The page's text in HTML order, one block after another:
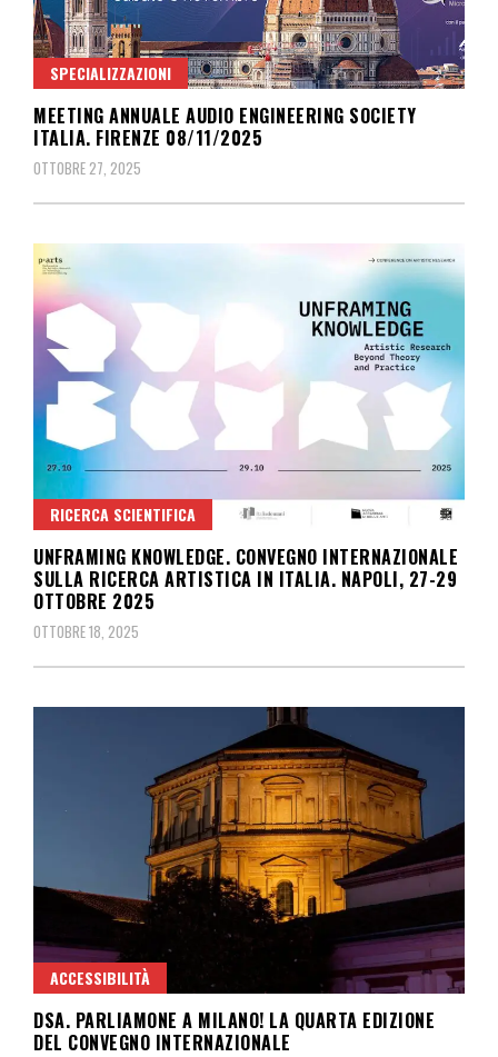
SPECIALIZZAZIONI
MEETING ANNUALE AUDIO ENGINEERING SOCIETY
ITALIA. FIRENZE 08/11/2025
OTTOBRE 27, 2025
RICERCA SCIENTIFICA
UNFRAMING KNOWLEDGE. CONVEGNO INTERNAZIONALE
SULLA RICERCA ARTISTICA IN ITALIA. NAPOLI, 27-29
OTTOBRE 2025
OTTOBRE 18, 2025
ACCESSIBILITÀ
DSA. PARLIAMONE A MILANO! LA QUARTA EDIZIONE
DEL CONVEGNO INTERNAZIONALE